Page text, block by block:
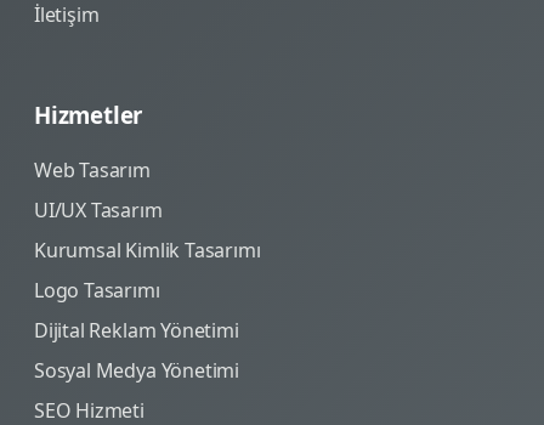
İletişim
Hizmetler
Web Tasarım
UI/UX Tasarım
Kurumsal Kimlik Tasarımı
Logo Tasarımı
Dijital Reklam Yönetimi
Sosyal Medya Yönetimi
SEO Hizmeti